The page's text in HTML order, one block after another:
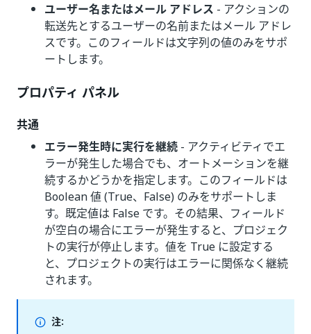
ユーザー名またはメール アドレス - アクションの
転送先とするユーザーの名前またはメール アドレ
スです。このフィールドは文字列の値のみをサポ
ートします。
プロパティ パネル
共通
エラー発生時に実行を継続 - アクティビティでエ
ラーが発生した場合でも、オートメーションを継
続するかどうかを指定します。このフィールドは
Boolean 値 (True、False) のみをサポートしま
す。既定値は False です。その結果、フィールド
が空白の場合にエラーが発生すると、プロジェク
トの実行が停止します。値を True に設定する
と、プロジェクトの実行はエラーに関係なく継続
されます。
注: